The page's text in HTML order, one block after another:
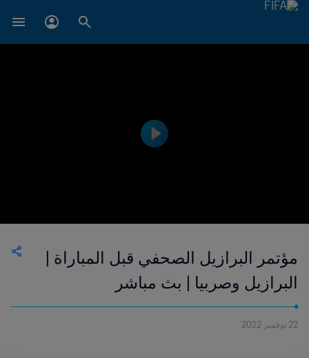
مؤتمر البرازيل الصحفي قبل المباراة |
البرازيل وصربيا | بث مباشر
22 نوفمبر 2022